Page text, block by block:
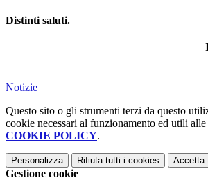
Distinti saluti.
Notizie
Questo sito o gli strumenti terzi da questo
cookie necessari al funzionamento ed utili
COOKIE POLICY.
Personalizza Rifiuta tutti i cookies Accetta
Gestione cookie